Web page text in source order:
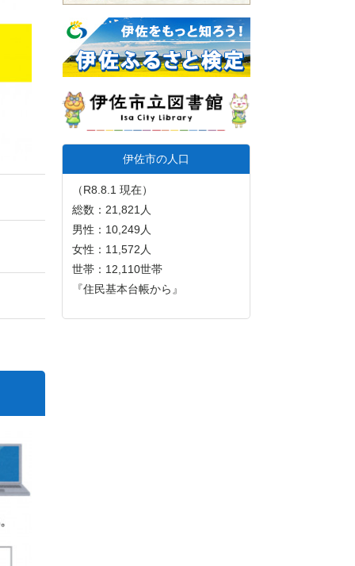
伊佐市の人口
（R8.8.1 現在）
総数：21,821人
男性：10,249人
女性：11,572人
世帯：12,110世帯
『住民基本台帳から』